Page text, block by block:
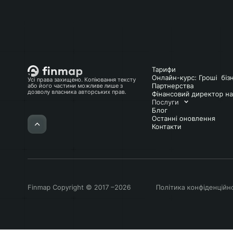
Усі права захищено. Копіювання тексту
або його частини можливе лише з
дозволу власника авторських прав.
Тарифи
Онлайн-курс: Гроші
Партнерства
Фінансовий директор на
Послуги
Блог
Останні оновлення
Контакти
Finmap Сopyright © 2017 –2026 Політика